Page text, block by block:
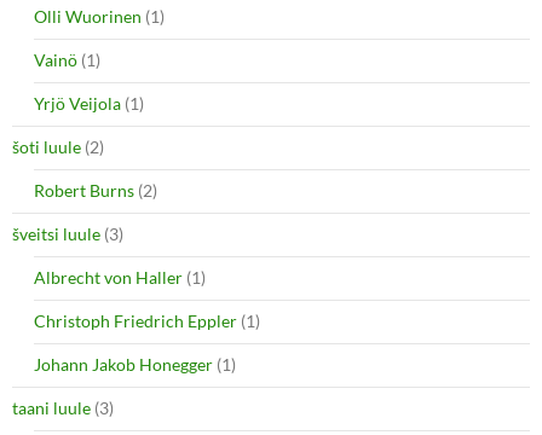
Olli Wuorinen (1)
Vainö (1)
Yrjö Veijola (1)
šoti luule (2)
Robert Burns (2)
šveitsi luule (3)
Albrecht von Haller (1)
Christoph Friedrich Eppler (1)
Johann Jakob Honegger (1)
taani luule (3)